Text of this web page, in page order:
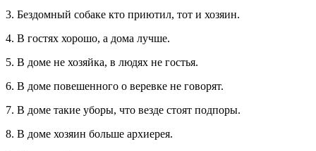
3. Бездомный собаке кто приютил, тот и хозяин.
4. В гостях хорошо, а дома лучше.
5. В доме не хозяйка, в людях не гостья.
6. В доме повешенного о веревке не говорят.
7. В доме такие уборы, что везде стоят подпоры.
8. В доме хозяин больше архиерея.